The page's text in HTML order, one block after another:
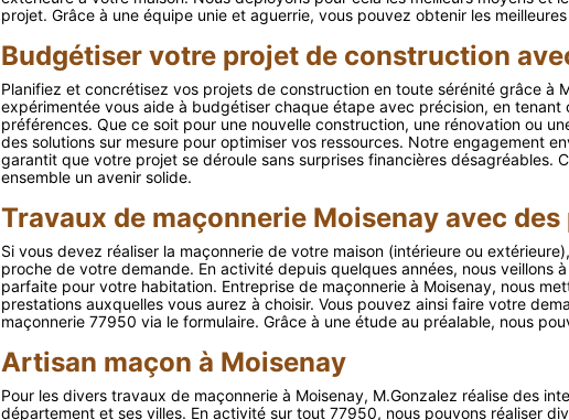
projet. Grâce à une équipe unie et aguerrie, vous pouvez obtenir les
Budgétiser votre projet de construction
Planifiez et concrétisez vos projets de construction en toute sérénité grâce à
expérimentée vous aide à budgétiser chaque étape avec précision, en
préférences. Que ce soit pour une nouvelle construction, une rénovation ou
des solutions sur mesure pour optimiser vos ressources. Notre engagement
garantit que votre projet se déroule sans surprises financières désagréables.
ensemble un avenir solide.
Travaux de maçonnerie Moisenay avec
Si vous devez réaliser la maçonnerie de votre maison (intérieure ou
proche de votre demande. En activité depuis quelques années, nous veillons
parfaite pour votre habitation. Entreprise de maçonnerie à Moisenay, nous
prestations auxquelles vous aurez à choisir. Vous pouvez ainsi faire votre
maçonnerie 77950 via le formulaire. Grâce à une étude au préalable, nous
Artisan maçon à Moisenay
Pour les divers travaux de maçonnerie à Moisenay, M.Gonzalez réalise des
département et ses villes. En activité sur tout 77950, nous pouvons réaliser